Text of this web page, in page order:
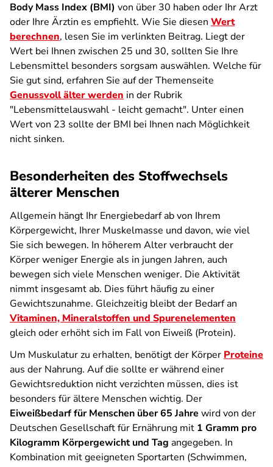
Body Mass Index (BMI) von über 30 haben oder Ihr Arzt
oder Ihre Ärztin es empfiehlt. Wie Sie diesen Wert
berechnen, lesen Sie im verlinkten Beitrag. Liegt der
Wert bei Ihnen zwischen 25 und 30, sollten Sie Ihre
Lebensmittel besonders sorgsam auswählen. Welche für
Sie gut sind, erfahren Sie auf der Themenseite
Genussvoll älter werden in der Rubrik
"Lebensmittelauswahl - leicht gemacht". Unter einen
Wert von 23 sollte der BMI bei Ihnen nach Möglichkeit
nicht sinken.
Besonderheiten des Stoffwechsels
älterer Menschen
Allgemein hängt Ihr Energiebedarf ab von Ihrem
Körpergewicht, Ihrer Muskelmasse und davon, wie viel
Sie sich bewegen. In höherem Alter verbraucht der
Körper weniger Energie als in jungen Jahren, auch
bewegen sich viele Menschen weniger. Die Aktivität
nimmt insgesamt ab. Dies führt häufig zu einer
Gewichtszunahme. Gleichzeitig bleibt der Bedarf an
Vitaminen, Mineralstoffen und Spurenelementen
gleich oder erhöht sich im Fall von Eiweiß (Protein).
Um Muskulatur zu erhalten, benötigt der Körper Proteine
aus der Nahrung. Auf die sollte er während einer
Gewichtsreduktion nicht verzichten müssen, dies ist
besonders für ältere Menschen wichtig. Der
Eiweißbedarf für Menschen über 65 Jahre wird von der
Deutschen Gesellschaft für Ernährung mit 1 Gramm pro
Kilogramm Körpergewicht und Tag angegeben. In
Kombination mit geeigneten Sportarten (Schwimmen,